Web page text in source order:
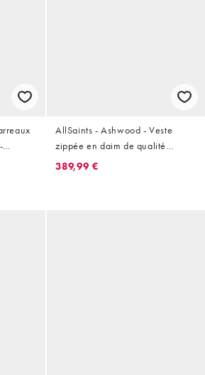
AllSaints - Ashwood - Veste
zippée en daim de qualité
supérieure - Marron
389,99 €